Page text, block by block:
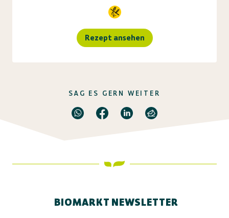
Rezept ansehen
SAG ES GERN WEITER
BIOMARKT NEWSLETTER